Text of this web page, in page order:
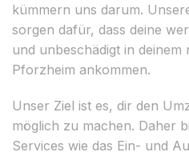
kümmern uns darum.
sorgen dafür, dass deine
und unbeschädigt in deinem
Pforzheim ankommen.
Unser Ziel ist es, dir den
möglich zu machen. Daher
Services wie das Ein- und